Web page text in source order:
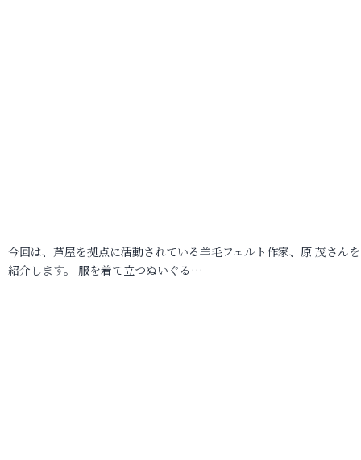
今回は、芦屋を拠点に活動されている羊毛フェルト作家、原 茂さん
紹介します。 服を着て立つぬいぐる…